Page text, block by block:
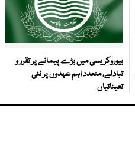
بیوروکریسی میں بڑے پیمانے پر تقرر و
تبادلے، متعدد اہم عہدوں پر نئی
تعیناتیاں